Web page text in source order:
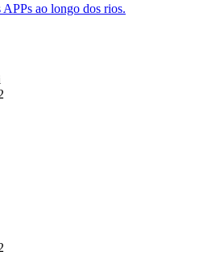
ao longo dos rios.